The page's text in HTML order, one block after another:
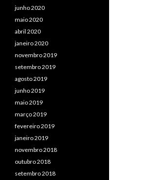
junho 2020
maio 2020
abril 2020
janeiro 2020
novembro 2019
setembro 2019
agosto 2019
junho 2019
maio 2019
março 2019
fevereiro 2019
janeiro 2019
novembro 2018
outubro 2018
setembro 2018